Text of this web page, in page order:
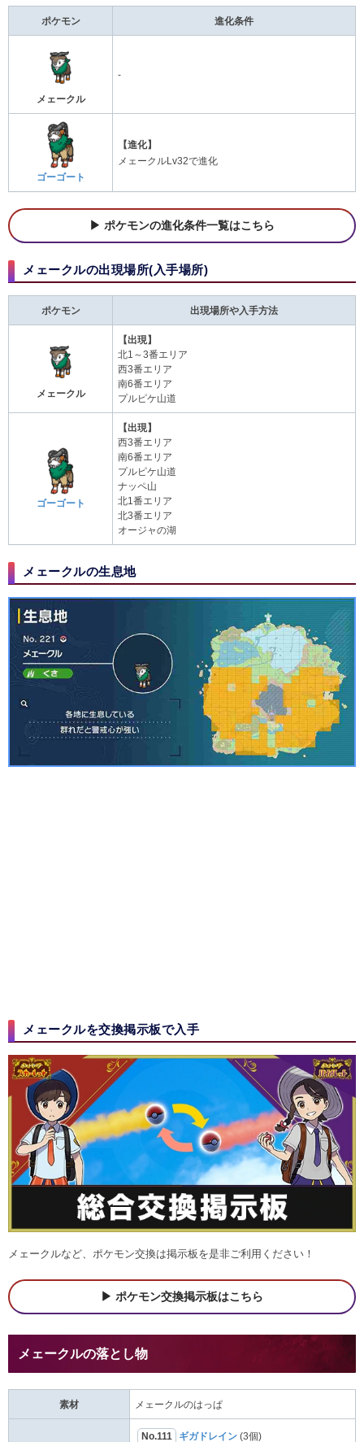
ポケモン 進化条件
メェークル
-
ゴーゴート
【進化】
メェークルLv32で進化
ポケモンの進化条件一覧はこちら
メェークルの出現場所(入手場所)
ポケモン 出現場所や入手方法
メェークル
【出現】
北1～3番エリア
西3番エリア
南6番エリア
プルピケ山道
ゴーゴート
【出現】
西3番エリア
南6番エリア
プルピケ山道
ナッペ山
北1番エリア
北3番エリア
オージャの湖
メェークルの生息地
メェークルを交換掲示板で入手
メェークルなど、ポケモン交換は掲示板を是非ご利用ください！
ポケモン交換掲示板はこちら
メェークルの落とし物
素材 メェークルのはっぱ
No.111 ギガドレイン (3個)